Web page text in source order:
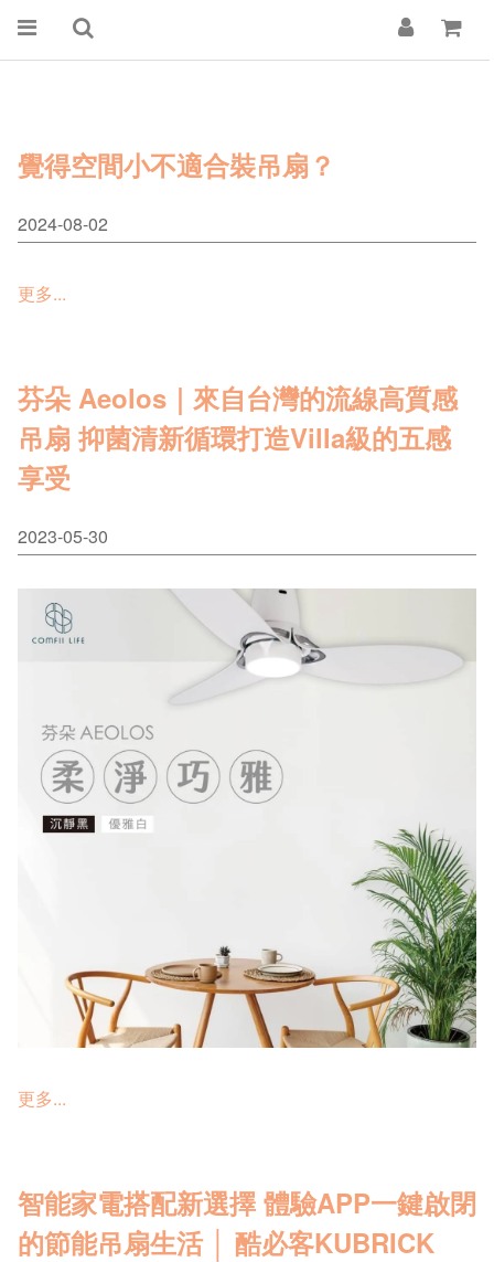
覺得空間小不適合裝吊扇？
2024-08-02
更多...
芬朵 Aeolos｜來自台灣的流線高質感
吊扇 抑菌清新循環打造villa級的五感
享受
2023-05-30
更多...
智能家電搭配新選擇 體驗APP一鍵啟閉
的節能吊扇生活 │ 酷必客KUBRICK